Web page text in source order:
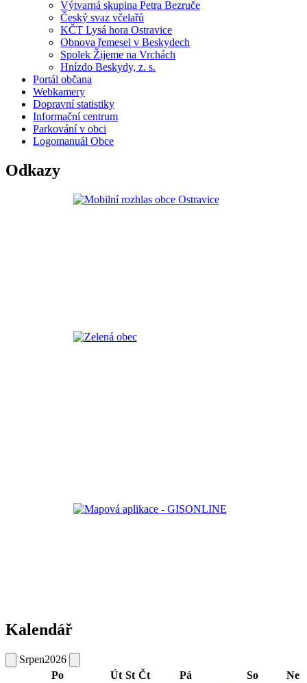
Výtvarná skupina Petra Bezruče
Český svaz včelařů
KČT Lysá hora Ostravice
Obnova řemesel v Beskydech
Spolek Žijeme na Vrchách
Hnízdo Beskydy, z. s.
Portál občana
Webkamery
Dopravní statistiky
Informační centrum
Parkování v obci
Logomanuál Obce
Odkazy
Kalendář
Srpen2026
Po
Út St Čt Pá So Ne